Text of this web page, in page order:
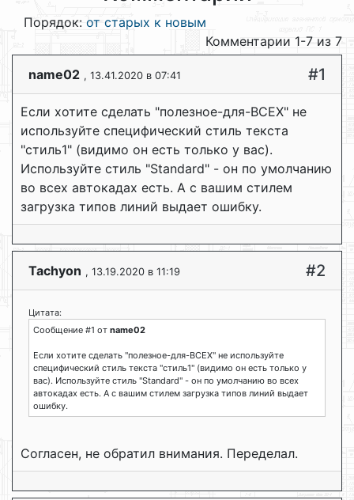
Порядок: от старых к новым
Комментарии 1-7 из 7
name02 , 13.41.2020 в 07:41 #1
Если хотите сделать "полезное-для-ВСЕХ" не
используйте специфический стиль текста
"стиль1" (видимо он есть только у вас).
Используйте стиль "Standard" - он по умолчанию
во всех автокадах есть. А с вашим стилем
загрузка типов линий выдает ошибку.
Tachyon , 13.19.2020 в 11:19 #2
Цитата:
Сообщение #1 от name02
Если хотите сделать "полезное-для-ВСЕХ" не используйте
специфический стиль текста "стиль1" (видимо он есть только у
вас). Используйте стиль "Standard" - он по умолчанию во всех
автокадах есть. А с вашим стилем загрузка типов линий выдает
ошибку.
Согласен, не обратил внимания. Переделал.